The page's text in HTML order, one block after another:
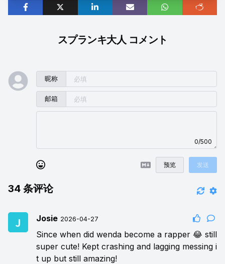
スプランキ大人 コメント
昵称
邮箱
0/500
预览 发送
34 条评论
Josie 2026-04-27
Since when did wenda become a rapper 😂 still
super cute! Kept crashing and lagging messing i
t up but still amazing!